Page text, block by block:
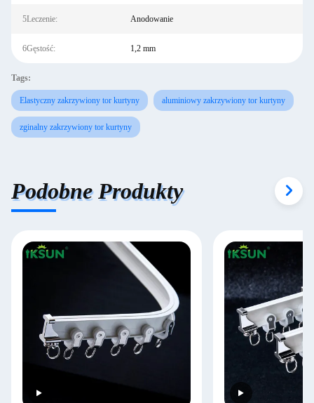
5Leczenie: Anodowanie
6Gęstość: 1,2 mm
Tags:
Elastyczny zakrzywiony tor kurtyny aluminiowy zakrzywiony tor kurtyny
zginalny zakrzywiony tor kurtyny
Podobne Produkty